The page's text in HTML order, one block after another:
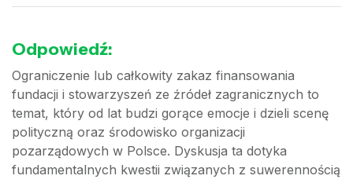
Odpowiedź:
Ograniczenie lub całkowity zakaz finansowania
fundacji i stowarzyszeń ze źródeł zagranicznych to
temat, który od lat budzi gorące emocje i dzieli scenę
polityczną oraz środowisko organizacji
pozarządowych w Polsce. Dyskusja ta dotyka
fundamentalnych kwestii związanych z suwerennością